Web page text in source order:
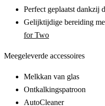
Perfect geplaatst dankzij
Gelijktijdige bereiding
for Two
Meegeleverde accessoires
Melkkan van glas
Ontkalkingspatroon
AutoCleaner